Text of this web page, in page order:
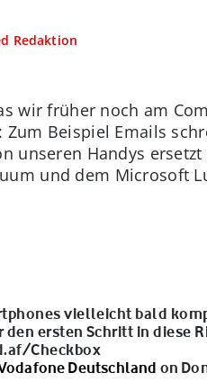
Redaktion
wir früher noch am
Zum Beispiel Emails
unseren Handys
und dem Microsoft
vielleicht bald
den ersten Schritt in diese
Checkbox
Deutschland on